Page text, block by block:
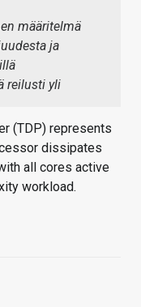
määritelmä
ja
reilusti yli
(TDP) represents
dissipates
all cores active
workload.